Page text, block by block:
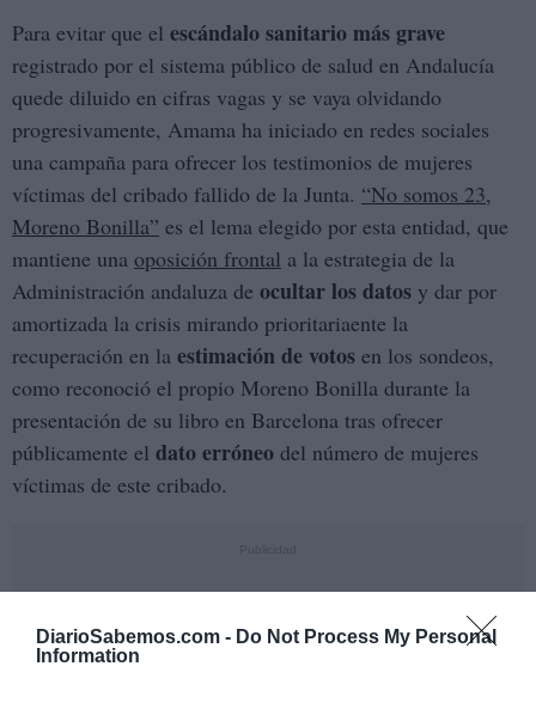
DiarioSabemos.com - Do Not Process My Personal
Information
Para evitar que el escándalo sanitario más grave
registrado por el sistema público de salud en Andalucía
quede diluido en cifras vagas y se vaya olvidando
progresivamente, Amama ha iniciado en redes sociales
una campaña para ofrecer los testimonios de mujeres
víctimas del cribado fallido de la Junta. “No somos 23,
Moreno Bonilla” es el lema elegido por esta entidad, que
mantiene una oposición frontal a la estrategia de la
Administración andaluza de ocultar los datos y dar por
amortizada la crisis mirando prioritariaente la
recuperación en la estimación de votos en los sondeos,
como reconoció el propio Moreno Bonilla durante la
presentación de su libro en Barcelona tras ofrecer
públicamente el dato erróneo del número de mujeres
víctimas de este cribado.